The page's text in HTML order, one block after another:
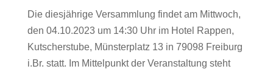
Die diesjährige Versammlung findet am Mittwoch,
den 04.10.2023 um 14:30 Uhr im Hotel Rappen,
Kutscherstube, Münsterplatz 13 in 79098 Freiburg
i.Br. statt. Im Mittelpunkt der Veranstaltung steht